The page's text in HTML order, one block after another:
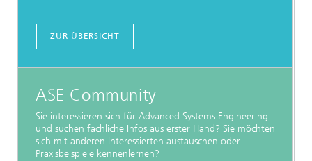
ZUR ÜBERSICHT
ASE Community
Sie interessieren sich für Advanced Systems Engineering
und suchen fachliche Infos aus erster Hand? Sie möchten
sich mit anderen Interessierten austauschen oder
Praxisbeispiele kennenlernen?